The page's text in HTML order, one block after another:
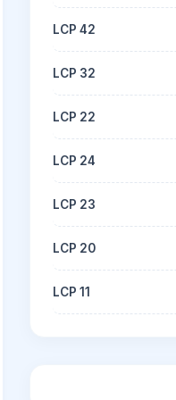
LCP 42
LCP 32
LCP 22
LCP 24
LCP 23
LCP 20
LCP 11